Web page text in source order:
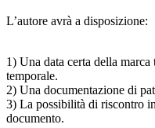
L’autore avrà a disposizione:
1) Una data certa della marca
temporale.
2) Una documentazione di
3) La possibilità di riscontro
documento.